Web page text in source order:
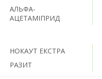
АЛЬФА-
АЦЕТАМІПРИД
НОКАУТ ЕКСТРА
РАЗИТ